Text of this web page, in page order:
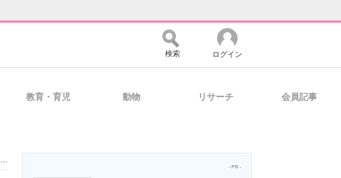
検索 ログイン
教育・育児 動物 リサーチ 会員記事
- PR -